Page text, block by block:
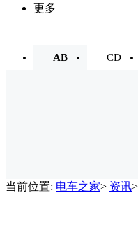
更多
AB CD
当前位置: 电车之家> 资讯>